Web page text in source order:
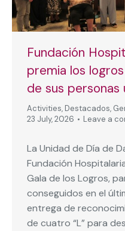
Fundación
premia los
de sus personas
Activities, Destacados,
23 July, 2026
Leave a
La Unidad de Día de
Fundación
Gala de los Logros,
conseguidos en el
entrega de
de cuatro “L” para